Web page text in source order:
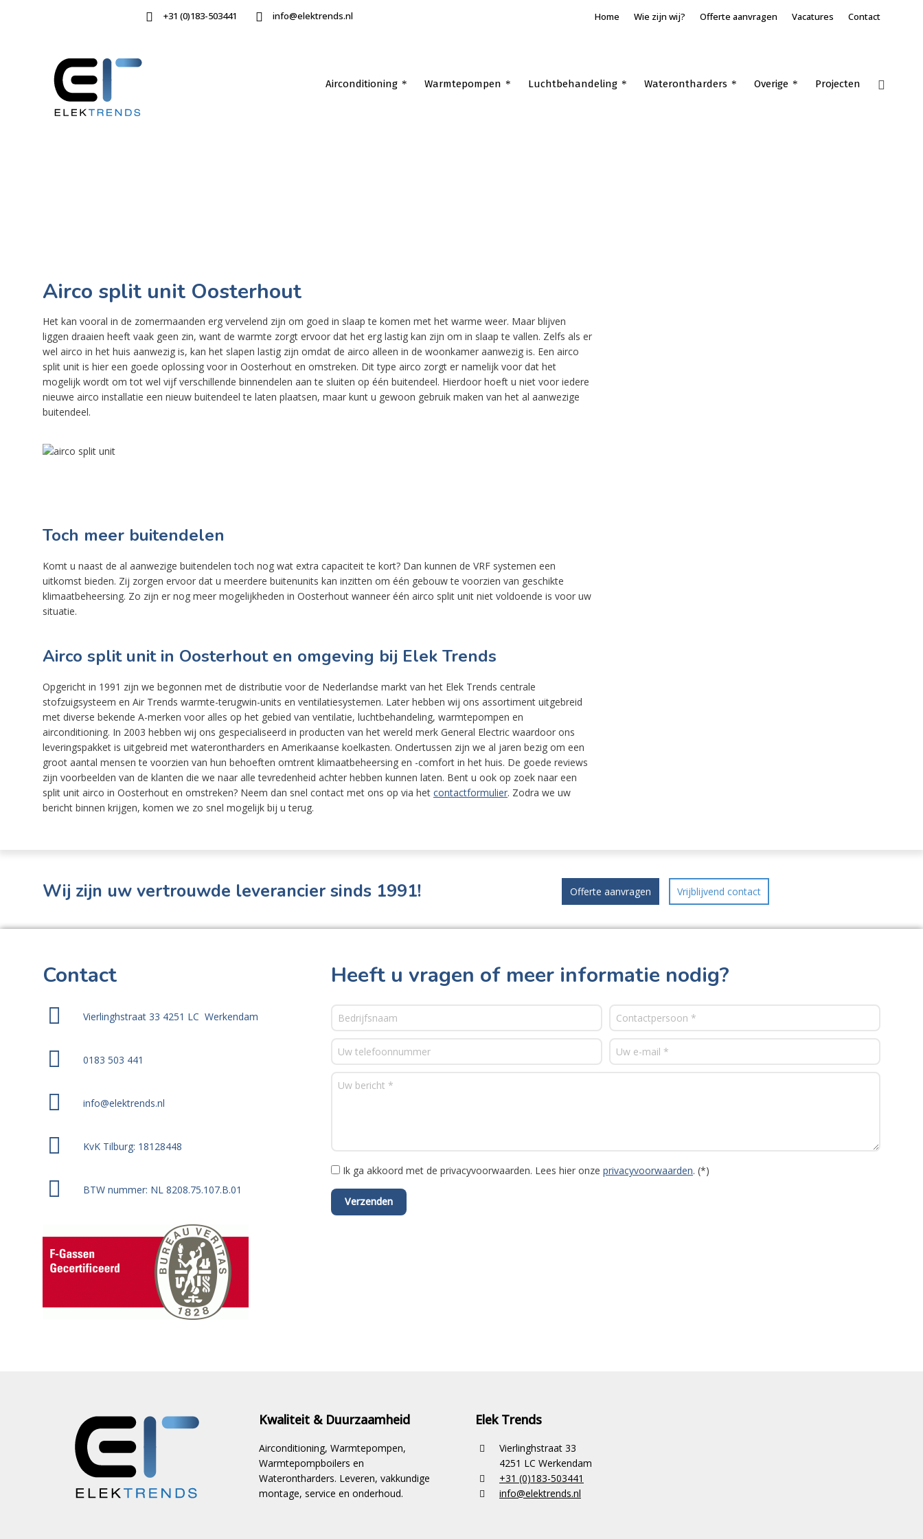
+31 (0)183-503441 info@elektrends.nl Home Wie zijn wij? Offerte aanvragen Vacatures Contact
Airconditioning Warmtepompen Luchtbehandeling Waterontharders Overige Projecten
Airco split unit Oosterhout
Het kan vooral in de zomermaanden erg vervelend zijn om goed in slaap te komen met het warme weer. Maar blijven
liggen draaien heeft vaak geen zin, want de warmte zorgt ervoor dat het erg lastig kan zijn om in slaap te vallen. Zelfs als er
wel airco in het huis aanwezig is, kan het slapen lastig zijn omdat de airco alleen in de woonkamer aanwezig is. Een airco
split unit is hier een goede oplossing voor in Oosterhout en omstreken. Dit type airco zorgt er namelijk voor dat het
mogelijk wordt om tot wel vijf verschillende binnendelen aan te sluiten op één buitendeel. Hierdoor hoeft u niet voor iedere
nieuwe airco installatie een nieuw buitendeel te laten plaatsen, maar kunt u gewoon gebruik maken van het al aanwezige
buitendeel.
Toch meer buitendelen
Komt u naast de al aanwezige buitendelen toch nog wat extra capaciteit te kort? Dan kunnen de VRF systemen een
uitkomst bieden. Zij zorgen ervoor dat u meerdere buitenunits kan inzitten om één gebouw te voorzien van geschikte
klimaatbeheersing. Zo zijn er nog meer mogelijkheden in Oosterhout wanneer één airco split unit niet voldoende is voor uw
situatie.
Airco split unit in Oosterhout en omgeving bij Elek Trends
Opgericht in 1991 zijn we begonnen met de distributie voor de Nederlandse markt van het Elek Trends centrale
stofzuigsysteem en Air Trends warmte-terugwin-units en ventilatiesystemen. Later hebben wij ons assortiment uitgebreid
met diverse bekende A-merken voor alles op het gebied van ventilatie, luchtbehandeling, warmtepompen en
airconditioning. In 2003 hebben wij ons gespecialiseerd in producten van het wereld merk General Electric waardoor ons
leveringspakket is uitgebreid met waterontharders en Amerikaanse koelkasten. Ondertussen zijn we al jaren bezig om een
groot aantal mensen te voorzien van hun behoeften omtrent klimaatbeheersing en -comfort in het huis. De goede reviews
zijn voorbeelden van de klanten die we naar alle tevredenheid achter hebben kunnen laten. Bent u ook op zoek naar een
split unit airco in Oosterhout en omstreken? Neem dan snel contact met ons op via het contactformulier. Zodra we uw
bericht binnen krijgen, komen we zo snel mogelijk bij u terug.
Wij zijn uw vertrouwde leverancier sinds 1991! Offerte aanvragen Vrijblijvend contact
Contact
Vierlinghstraat 33 4251 LC Werkendam
0183 503 441
info@elektrends.nl
KvK Tilburg: 18128448
BTW nummer: NL 8208.75.107.B.01
Heeft u vragen of meer informatie nodig?
Ik ga akkoord met de privacyvoorwaarden. Lees hier onze privacyvoorwaarden. (*)
Kwaliteit & Duurzaamheid
Airconditioning, Warmtepompen,
Warmtepompboilers en
Waterontharders. Leveren, vakkundige
montage, service en onderhoud.
Elek Trends
Vierlinghstraat 33
4251 LC Werkendam
+31 (0)183-503441
info@elektrends.nl